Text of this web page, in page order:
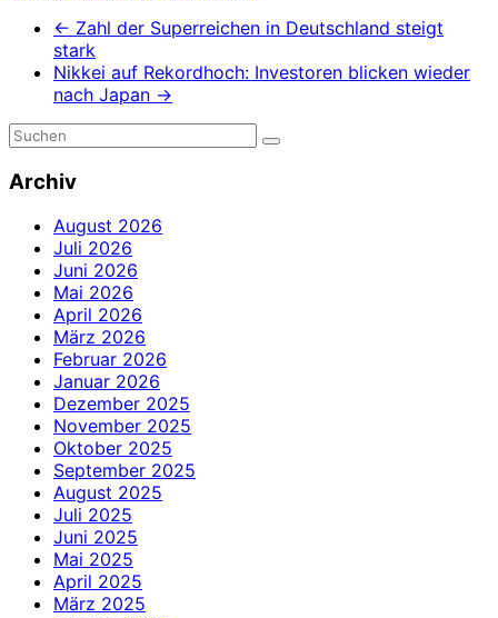
← Zahl der Superreichen in Deutschland steigt
stark
Nikkei auf Rekordhoch: Investoren blicken wieder
nach Japan →
Archiv
August 2026
Juli 2026
Juni 2026
Mai 2026
April 2026
März 2026
Februar 2026
Januar 2026
Dezember 2025
November 2025
Oktober 2025
September 2025
August 2025
Juli 2025
Juni 2025
Mai 2025
April 2025
März 2025